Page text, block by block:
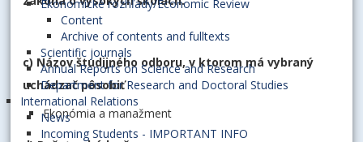
Ekonomické rozhľady/Economic Review
Content
Archive of contents and fulltexts
Scientific journals
Annual Reports on Science and Research
Department for Research and Doctoral Studies
International Relations
News
Incoming Students - IMPORTANT INFO
c) Názov študijného odboru, v ktorom má vybraný
uchádzač pôsobiť
Ekonómia a manažment